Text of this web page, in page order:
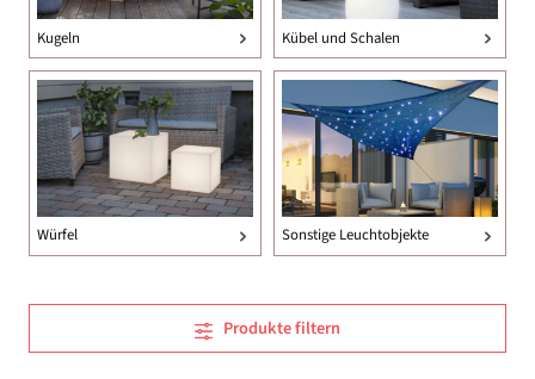
Kugeln Kübel und Schalen
Würfel Sonstige Leuchtobjekte
Produkte filtern